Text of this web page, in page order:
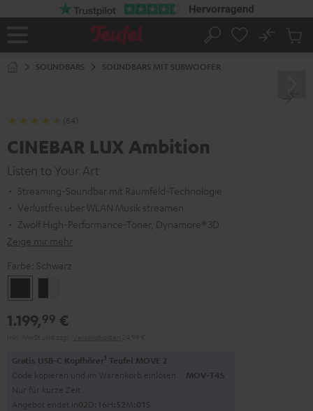
Startseite
Suche
No
SOUNDBARS SOUNDBARS MIT SUBWOOFER
(84)
CINEBAR LUX Ambition
Listen to Your Art
Streaming-Soundbar mit Raumfeld-Technologie
Verlustfrei über WLAN Musik streamen
Zwölf High-Performance-Töner, Dynamore® 3D
Zeige mir mehr
Farbe: Schwarz
Weiß
1.199,99 €
Gratis USB-C Kopfhörer1 Teufel MOVE 2
Code kopieren und im Warenkorb einlösen. MOV-T4S
Nur für kurze Zeit
Angebot endet in02D:16H: 51M:59S